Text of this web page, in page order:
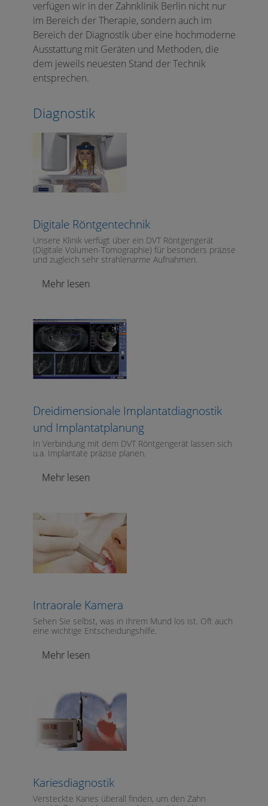
verfügen wir in der Zahnklinik Berlin nicht nur
im Bereich der Therapie, sondern auch im
Bereich der Diagnostik über eine hochmoderne
Ausstattung mit Geräten und Methoden, die
dem jeweils neuesten Stand der Technik
entsprechen.
Diagnostik
Digitale Röntgentechnik
Unsere Klinik verfügt über ein DVT Röntgengerät
(Digitale Volumen-Tomographie) für besonders präzise
und zugleich sehr strahlenarme Aufnahmen.
Mehr lesen
Dreidimensionale Implantatdiagnostik
und Implantatplanung
In Verbindung mit dem DVT Röntgengerät lassen sich
u.a. Implantate präzise planen.
Mehr lesen
Intraorale Kamera
Sehen Sie selbst, was in Ihrem Mund los ist. Oft auch
eine wichtige Entscheidungshilfe.
Mehr lesen
Kariesdiagnostik
Versteckte Karies überall finden, um den Zahn